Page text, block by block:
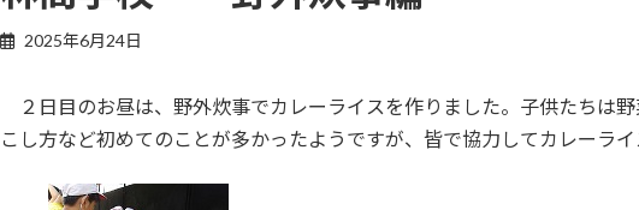
2025年6月24日
２日目のお昼は、野外炊事でカレーライスを作りました。子供たちは
こし方など初めてのことが多かったようですが、皆で協力してカレーライ